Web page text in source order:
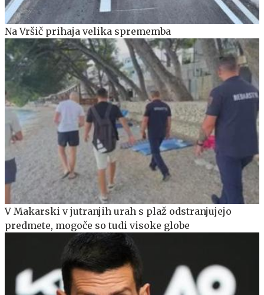
Na Vršič prihaja velika sprememba
V Makarski v jutranjih urah s plaž odstranjujejo
predmete, mogoče so tudi visoke globe